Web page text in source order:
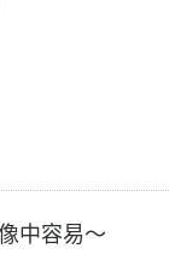
中容易～